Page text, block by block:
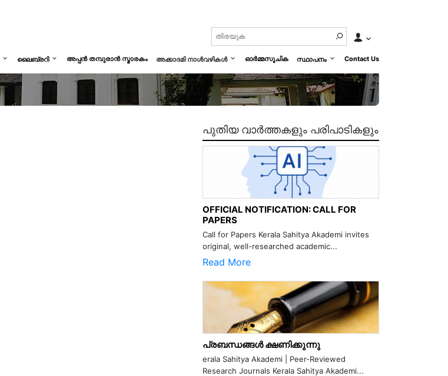
ലൈബ്രറി അപ്പൻ തമ്പുരാൻ സ്മാരകം അക്കാദമി നാൾവഴികൾ ഓർമ്മസൂചിക സ്ഥാപനം Contact Us
പുതിയ വാർത്തകളും പരിപാടികളും
OFFICIAL NOTIFICATION: CALL FOR
PAPERS
Call for Papers Kerala Sahitya Akademi invites
original, well-researched academic...
Read More
പ്രബന്ധങ്ങൾ ക്ഷണിക്കുന്നു
erala Sahitya Akademi | Peer-Reviewed
Research Journals Kerala Sahitya Akademi...